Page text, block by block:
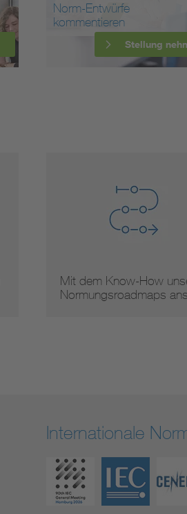
Norm-Entwürfe
kommentieren
Stellung
Arbeitsergebnisse
Internationale